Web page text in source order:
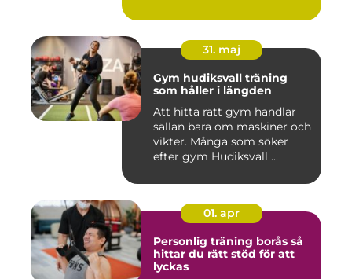
31. maj
Gym hudiksvall träning
som håller i längden
Att hitta rätt gym handlar
sällan bara om maskiner och
vikter. Många som söker
efter gym Hudiksvall ...
01. apr
Personlig träning borås så
hittar du rätt stöd för att
lyckas